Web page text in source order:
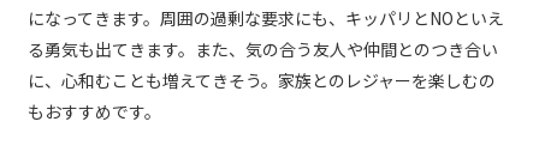
になってきます。周囲の過剰な要求にも、キッパリとNOといえ
る勇気も出てきます。また、気の合う友人や仲間とのつき合い
に、心和むことも増えてきそう。家族とのレジャーを楽しむの
もおすすめです。